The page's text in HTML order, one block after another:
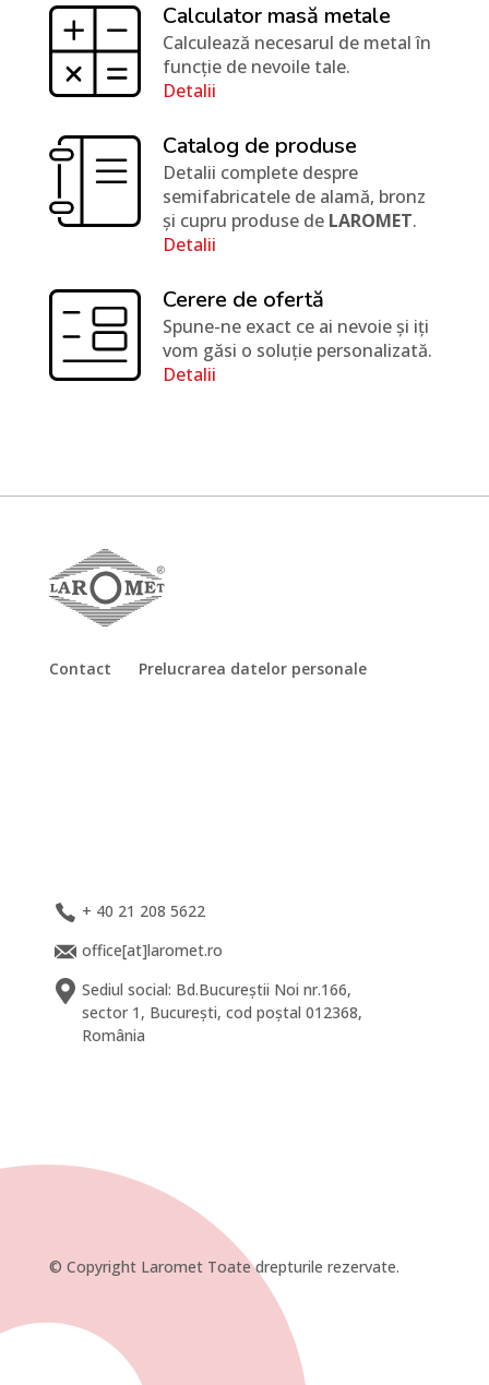
Calculator masă metale
Calculează necesarul de metal în
funcție de nevoile tale.
Detalii
Catalog de produse
Detalii complete despre
semifabricatele de alamă, bronz
și cupru produse de LAROMET.
Detalii
Cerere de ofertă
Spune-ne exact ce ai nevoie și iți
vom găsi o soluție personalizată.
Detalii
Contact Prelucrarea datelor personale
+ 40 21 208 5622
office[at]laromet.ro
Sediul social: Bd.Bucureștii Noi nr.166,
sector 1, București, cod poștal 012368,
România
© Copyright Laromet Toate drepturile rezervate.